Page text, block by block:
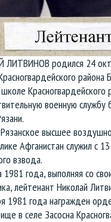
родился 24
района
Красногвардейского
военную службу
высшее
Афганистан служил с
взвода.
1981 года, выполняя со
лейтенант Николай
1981 года награжден
в селе Засосна